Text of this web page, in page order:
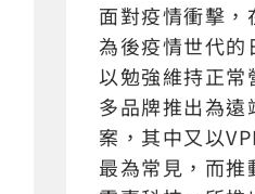
面對疫情衝擊，
為後疫情世代的
以勉強維持正常
多品牌推出為遠
案，其中又以
最為常見，而推